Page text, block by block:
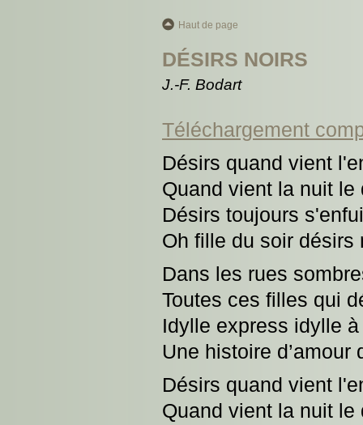
Haut de page
DÉSIRS NOIRS
J.-F. Bodart
Téléchargement
Désirs quand vient
Quand vient la nuit le
Désirs toujours
Oh fille du soir désirs
Dans les rues
Toutes ces filles qui
Idylle express idylle
Une histoire d’amour
Désirs quand vient
Quand vient la nuit le